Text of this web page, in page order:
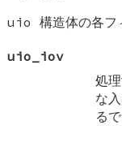
uio 構造体の各フ
uio_iov
処
な
る